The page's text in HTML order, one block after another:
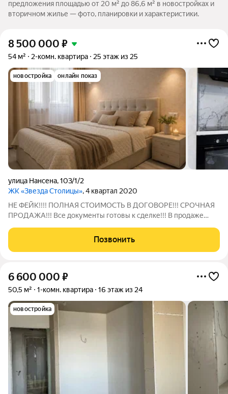
предложения площадью от 20 м² до 86,6 м² в новостройках и
вторичном жилье — фото, планировки и характеристики.
8 500 000 ₽
54 м² 2-комн. квартира 25 этаж из 25
новостройка онлайн показ
улица Нансена,103/1/2
ЖК «Звезда Столицы», 4 квартал 2020
НЕ ФЕЙК!!!! ПОЛНАЯ СТОИМОСТЬ В ДОГОВОРЕ!!! СРОЧНАЯ
ПРОДАЖА!!! Все документы готовы к сделке!!! В продаже
лоджиями. Квартира чистая, светлая с хорошим ремонтом.
Позвонить
6 600 000 ₽
50,5 м² 1-комн. квартира 16 этаж из 24
новостройка